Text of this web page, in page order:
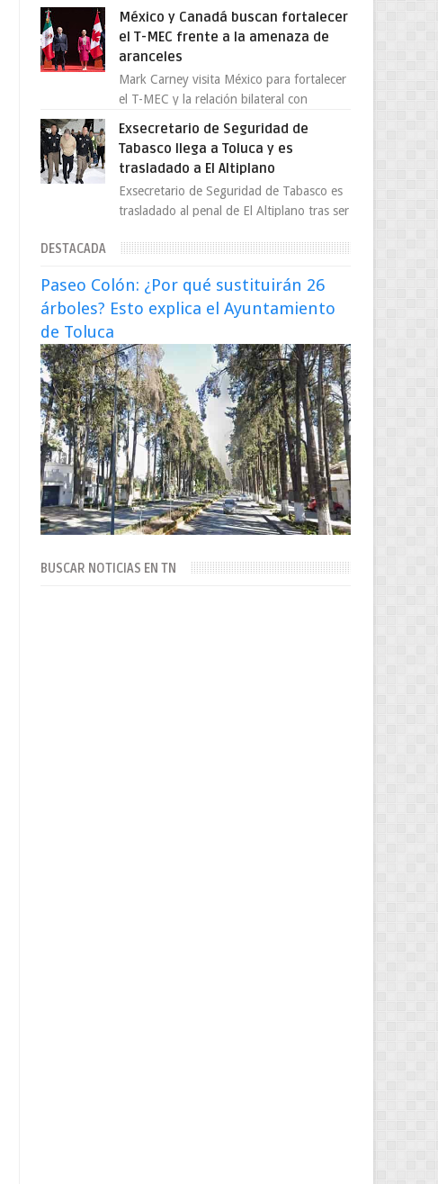
nuevo episodio de declaraciones...
México y Canadá buscan fortalecer
el T-MEC frente a la amenaza de
aranceles
Mark Carney visita México para fortalecer
el T-MEC y la relación bilateral con
provocada por la ofen...
Exsecretario de Seguridad de
Tabasco llega a Toluca y es
trasladado a El Altiplano
Exsecretario de Seguridad de Tabasco es
trasladado al penal de El Altiplano tras ser
Seguridad Públi...
DESTACADA
Paseo Colón: ¿Por qué sustituirán 26
árboles? Esto explica el Ayuntamiento
de Toluca
BUSCAR NOTICIAS EN TN